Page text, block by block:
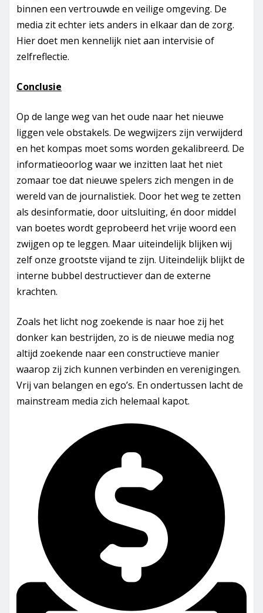
binnen een vertrouwde en veilige omgeving. De
media zit echter iets anders in elkaar dan de zorg.
Hier doet men kennelijk niet aan intervisie of
zelfreflectie.
Conclusie
Op de lange weg van het oude naar het nieuwe
liggen vele obstakels. De wegwijzers zijn verwijderd
en het kompas moet soms worden gekalibreerd. De
informatieoorlog waar we inzitten laat het niet
zomaar toe dat nieuwe spelers zich mengen in de
wereld van de journalistiek. Door het weg te zetten
als desinformatie, door uitsluiting, én door middel
van boetes wordt geprobeerd het vrije woord een
zwijgen op te leggen. Maar uiteindelijk blijken wij
zelf onze grootste vijand te zijn. Uiteindelijk blijkt de
interne bubbel destructiever dan de externe
krachten.
Zoals het licht nog zoekende is naar hoe zij het
donker kan bestrijden, zo is de nieuwe media nog
altijd zoekende naar een constructieve manier
waarop zij zich kunnen verbinden en verenigingen.
Vrij van belangen en ego’s. En ondertussen lacht de
mainstream media zich helemaal kapot.